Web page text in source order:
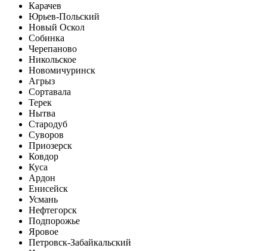
Карачев
Юрьев-Польский
Новый Оскол
Собинка
Черепаново
Никольское
Новомичуринск
Агрыз
Сортавала
Терек
Нытва
Стародуб
Суворов
Приозерск
Ковдор
Куса
Ардон
Енисейск
Усмань
Нефтегорск
Подпорожье
Яровое
Петровск-Забайкальский